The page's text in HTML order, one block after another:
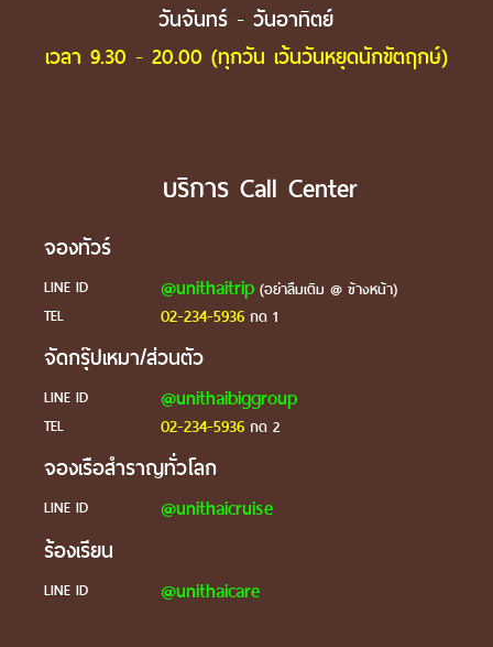
วันจันทร์ - วันอาทิตย์
เวลา 9.30 - 20.00 (ทุกวัน เว้นวันหยุดนักขัตฤกษ์)
บริการ Call Center
จองทัวร์
LINE ID @unithaitrip(อย่าลืมเติม @ ข้างหน้า)
TEL
02-234-5936กด 1
จัดกรุ๊ปเหมา/ส่วนตัว
LINE ID @unithaibiggroup
TEL 02-234-5936กด 2
จองเรือสำราญทั่วโลก
LINE ID @unithaicruise
ร้องเรียน
LINE ID @unithaicare